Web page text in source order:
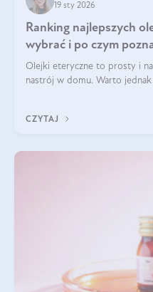
19 sty 2026
Ranking najlepszych
wybrać i po czym
Olejki eteryczne to prosty i
nastrój w domu. Warto
kryteria wyboru!
CZYTAJ